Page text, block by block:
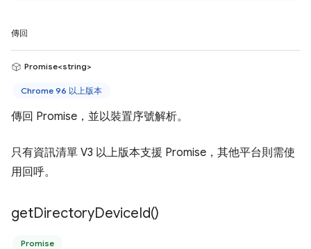
傳回
Promise<string>
Chrome 96 以上版本
傳回 Promise，並以裝置序號解析。
只有資訊清單 V3 以上版本支援 Promise，其他平台則需使
用回呼。
getDirectoryDeviceId()
Promise